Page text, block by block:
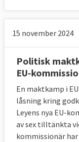
15 november 2024
Politisk
EU-
En maktkamp i
låsning kring
Leyens nya EU-
av sex tilltänkta
kommissionär